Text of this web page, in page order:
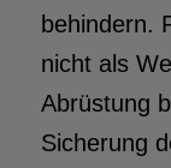
behindern.
nicht als
Abrüstung
Sicherung